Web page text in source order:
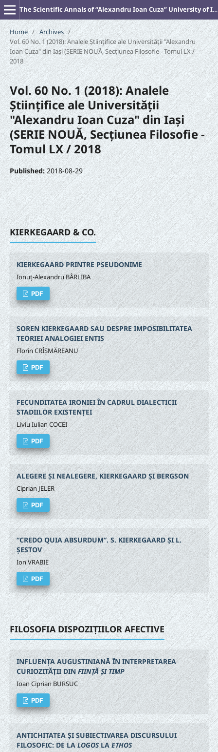
The Scientific Annals of “Alexandru Ioan Cuza” University of Iasi (New Series). PHILOSOPHY
Home / Archives /
Vol. 60 No. 1 (2018): Analele Științifice ale Universității "Alexandru
Ioan Cuza" din Iași (SERIE NOUĂ‚ Secțiunea Filosofie - Tomul LX /
2018
Vol. 60 No. 1 (2018): Analele
Științifice ale Universității
"Alexandru Ioan Cuza" din Iași
(SERIE NOUĂ‚ Secțiunea Filosofie -
Tomul LX / 2018
Published:2018-08-29
KIERKEGAARD & CO.
KIERKEGAARD PRINTRE PSEUDONIME
Ionuț-Alexandru BÂRLIBA
PDF
SOREN KIERKEGAARD SAU DESPRE IMPOSIBILITATEA
TEORIEI ANALOGIEI ENTIS
Florin CRÎȘMĂREANU
PDF
FECUNDITATEA IRONIEI ÎN CADRUL DIALECTICII
STADIILOR EXISTENȚEI
Liviu Iulian COCEI
PDF
ALEGERE ȘI NEALEGERE, KIERKEGAARD ȘI BERGSON
Ciprian JELER
PDF
“CREDO QUIA ABSURDUM”. S. KIERKEGAARD ȘI L.
ȘESTOV
Ion VRABIE
PDF
FILOSOFIA DISPOZIȚIILOR AFECTIVE
INFLUENȚA AUGUSTINIANĂ ÎN INTERPRETAREA
CURIOZITĂȚII DINFIINȚĂ ȘI TIMP
Ioan Ciprian BURSUC
PDF
ANTICHITATEA ȘI SUBIECTIVAREA DISCURSULUI
FILOSOFIC: DE LALOGOSLAETHOS